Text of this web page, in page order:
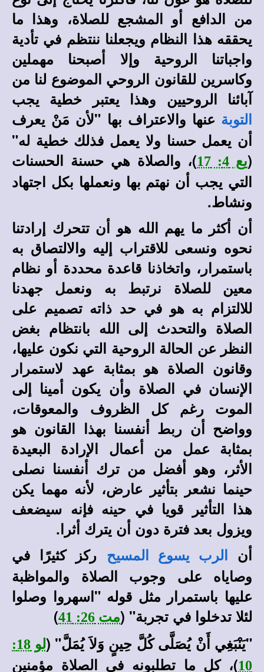
من الدافع أو المشجع للصلاة، وهذا ما
يحققه هذا النظام ويجعلنا ننتظم في تأدية
واجباتنا الروحية وإلا أصبحنا مهملين
وكاسرين للقانون الروحي الموضوع لنا من
آبائنا الروحيين وهذا يعتبر خطية يجب
التوبة عنها والاعتراف بها "لأن مَنْ يعرف
أن يعمل حسنا ولا يعمل فذلك خطية له"
(يع 4: 17
)، والصلاة هي حسنة الحسنات
التي يجب أن نهتم بها ونعملها بكل اجتهاد
ونشاط.
أن أكثر ما يهم الله هو أن تتحرك إرادتنا
نحوه ونسعى للاقتراب إليه والالتصاق به
باستمرار، واتخاذنا قاعدة محددة أو نظام
معين للصلاة نرتبط به ونعمل جهدنا
للالتزام به هو في حد ذاته تصميم على
الصلاة والتحدث إلى الله بانتظام بغض
النظر عن الحالة الروحية التي نكون عليها،
وقانون الصلاة هو بمثابة عهد لاستمرار
الإنسان في الصلاة وأن يكون أمينا إلى
الموت رغم كل الظروف والمعوقات،
وواضح أن ربط أنفسنا بهذا القانون هو
بمثابة عمل من أعمال الإرادة البعيدة
الأثر، وهو أفضل من ترك أنفسنا نصلى
حينما نشعر بتأثير عارض، لأنه مهما يكن
هذا التأثير قويا في حينه فإنه سيضعف
ويزول بعد فترة دون أن يترك أثرا.
أن
الرب يسوع المسيح
ركز كثيرًا في
وصاياه على وجوب الصلاة والمواظبة
عليها باستمرار مثل قوله "اسهروا وصلوا
لئلا تدخلوا في تجربة" (مت 26: 41
)
"يَنْبَغِي أَنْ يُصَلَّى كُلَّ حِينٍ وَلاَ يُمَلَّ" (
لو 18:
10)، كل ما تطلبونه في الصلاة مؤمنين